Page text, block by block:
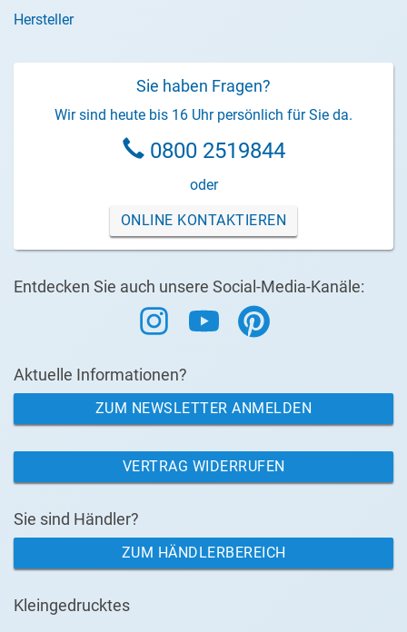
Hersteller
Sie haben Fragen?
Wir sind heute bis 16 Uhr persönlich für Sie da.
0800 2519844
oder
ONLINE KONTAKTIEREN
Entdecken Sie auch unsere Social-Media-Kanäle:
Aktuelle Informationen?
ZUM NEWSLETTER ANMELDEN
VERTRAG WIDERRUFEN
Sie sind Händler?
ZUM HÄNDLERBEREICH
Kleingedrucktes